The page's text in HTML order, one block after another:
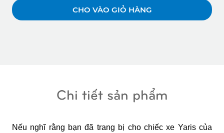
CHO VÀO GIỎ HÀNG
Chi tiết sản phẩm
Nếu nghĩ rằng bạn đã trang bị cho chiếc xe Yaris của